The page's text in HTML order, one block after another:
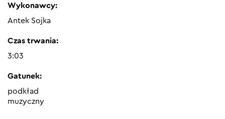
Wykonawcy:
Antek Sojka
Czas trwania:
3:03
Gatunek:
podkład
muzyczny